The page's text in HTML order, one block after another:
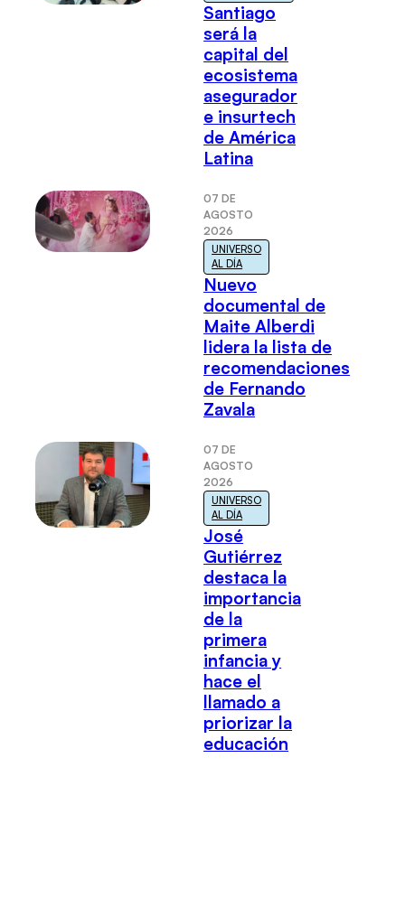
Santiago
será la
capital del
ecosistema
asegurador
e insurtech
de América
Latina
07 DE
AGOSTO
2026
UNIVERSO
AL DÍA
Nuevo
documental de
Maite Alberdi
lidera la lista de
recomendaciones
de Fernando
Zavala
07 DE
AGOSTO
2026
UNIVERSO
AL DÍA
José
Gutiérrez
destaca la
importancia
de la
primera
infancia y
hace el
llamado a
priorizar la
educación